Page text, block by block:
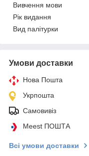
Вивчення мови
Рік видання
Вид палітурки
Умови доставки
Нова Пошта
Укрпошта
Самовивіз
Meest ПОШТА
Всі умови доставки